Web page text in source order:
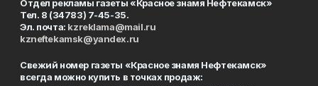
Отдел рекламы газеты «Красное знамя Нефтекамск»
Тел. 8 (34783) 7-45-35.
Эл. почта: kzreklama@mail.ru
kzneftekamsk@yandex.ru
Свежий номер газеты «Красное знамя Нефтекамск»
всегда можно купить в точках продаж: